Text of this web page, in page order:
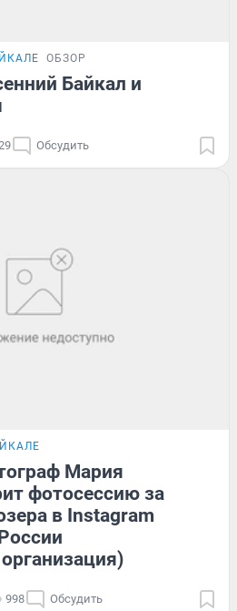
ОБЗОР
Байкал и
Обсудить
Мария
фотосессию за
в Instagram
998 Обсудить